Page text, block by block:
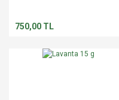
750,00 TL